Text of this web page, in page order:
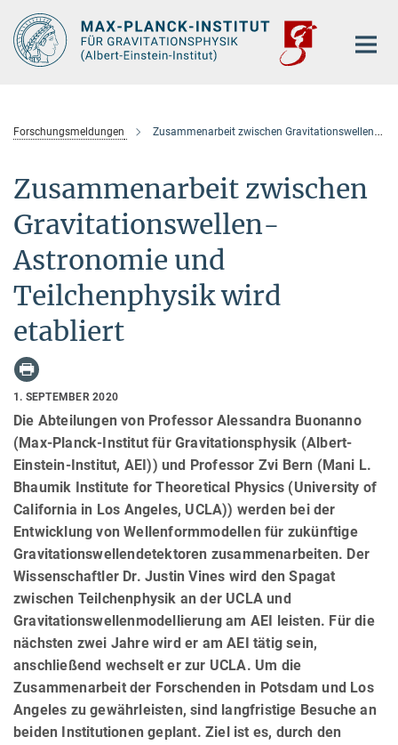
Hauptinhalt
Forschungsmeldungen Zusammenarbeit zwischen Gravitationswellen-Astronomie und Teilchenphysik wird etabliert
Zusammenarbeit zwischen
Gravitationswellen-
Astronomie und
Teilchenphysik wird
etabliert
1. SEPTEMBER 2020
Die Abteilungen von Professor Alessandra Buonanno
(Max-Planck-Institut für Gravitationsphysik (Albert-
Einstein-Institut, AEI)) und Professor Zvi Bern (Mani L.
Bhaumik Institute for Theoretical Physics (University of
California in Los Angeles, UCLA)) werden bei der
Entwicklung von Wellenformmodellen für zukünftige
Gravitationswellendetektoren zusammenarbeiten. Der
Wissenschaftler Dr. Justin Vines wird den Spagat
zwischen Teilchenphysik an der UCLA und
Gravitationswellenmodellierung am AEI leisten. Für die
nächsten zwei Jahre wird er am AEI tätig sein,
anschließend wechselt er zur UCLA. Um die
Zusammenarbeit der Forschenden in Potsdam und Los
Angeles zu gewährleisten, sind langfristige Besuche an
beiden Institutionen geplant. Ziel ist es, durch den